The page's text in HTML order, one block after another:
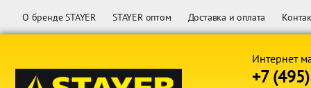
О бренде STAYER STAYER оптом Доставка и оплата
Интернет
+7